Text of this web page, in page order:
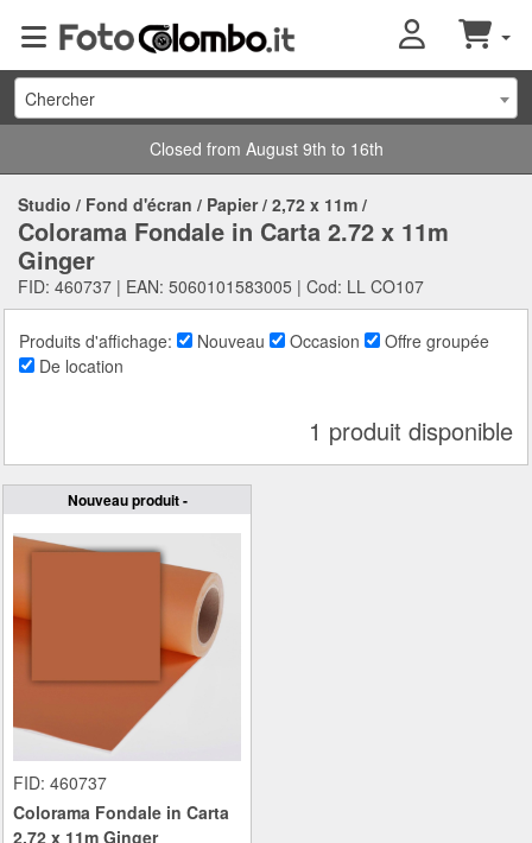
Chercher
Closed from August 9th to 16th
Studio / Fond d'écran / Papier/ 2,72 x 11m /
Colorama Fondale in Carta 2.72 x 11m
Ginger
FID: 460737 | EAN: 5060101583005 | Cod: LL CO107
Produits d'affichage: Nouveau Occasion
Offre groupée
De location
1 produit disponible
Nouveau produit -
FID: 460737
Colorama Fondale in Carta
2.72 x 11m Ginger